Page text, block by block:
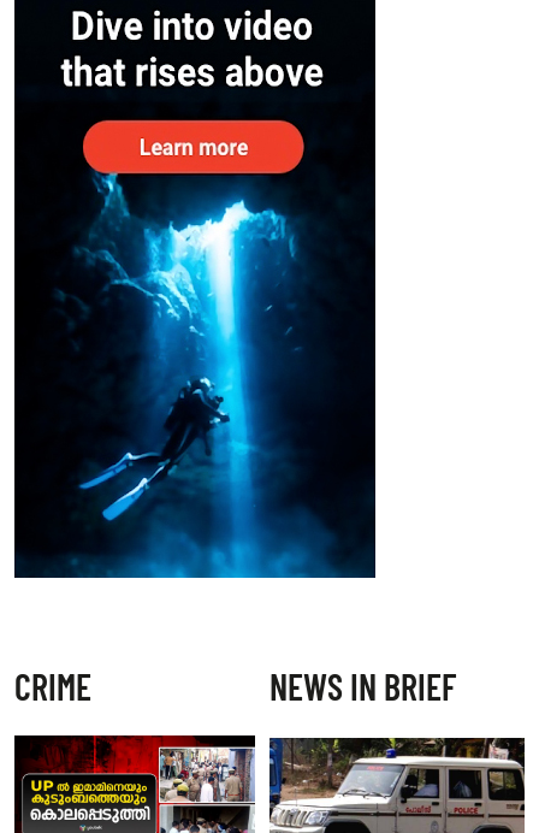
CRIME NEWS IN BRIEF